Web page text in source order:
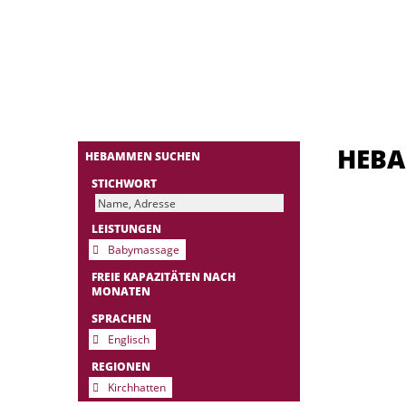
HEBAMMEN SUCHEN
STICHWORT
LEISTUNGEN
Babymassage
FREIE KAPAZITÄTEN NACH
MONATEN
SPRACHEN
Englisch
REGIONEN
Kirchhatten